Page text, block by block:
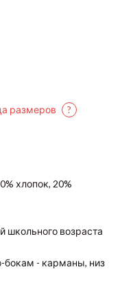
размеров ?
хлопок, 20%
школьного возраста
бокам - карманы, низ